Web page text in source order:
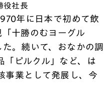
役社長
年に日本で初めて飲
十勝のむヨーグル
。続いて、おなかの調
「ピルクル」など、は
事業として発展し、今